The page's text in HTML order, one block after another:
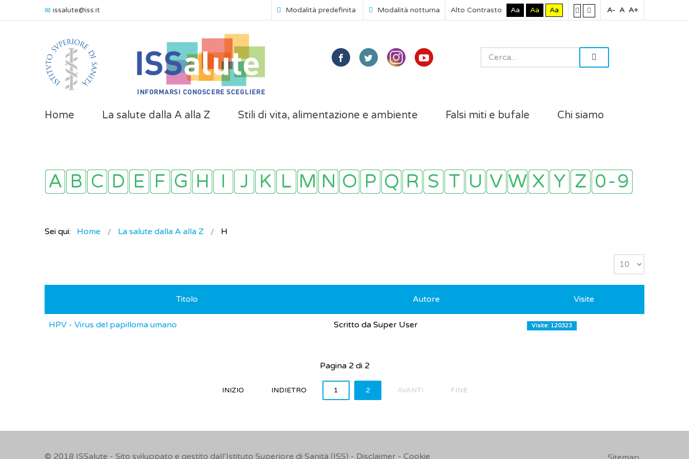
issalute@iss.it Modalità predefinita Modalità notturna Alto Contrasto Aa Aa Aa A- A A+
Home La salute dalla A alla Z Stili di vita, alimentazione e ambiente Falsi miti e bufale Chi siamo
Sei qui: Home La salute dalla A alla Z H
Titolo Autore Visite
HPV - Virus del papilloma umano Scritto da Super User Visite: 120323
Pagina 2 di 2
INIZIO INDIETRO 1 2 AVANTI FINE
© 2018 ISSalute - Sito sviluppato e gestito dall’Istituto Superiore di Sanità (ISS) - Disclaimer - Cookie